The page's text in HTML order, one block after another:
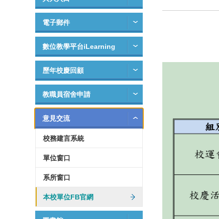
電子郵件
數位教學平台iLearning
歷年校慶回顧
教職員宿舍申請
意見交流
校務建言系統
單位窗口
系所窗口
本校單位FB官網